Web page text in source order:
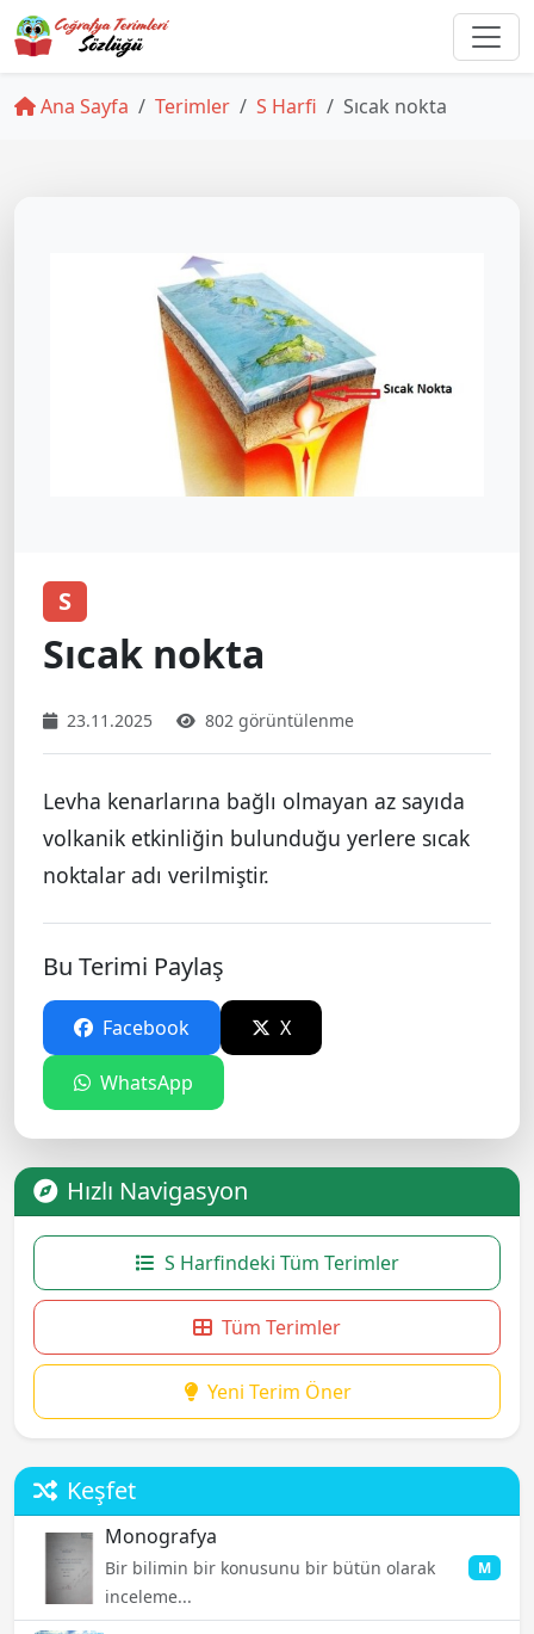
Ana Sayfa Terimler S Harfi Sıcak nokta
S
Sıcak nokta
23.11.2025 802 görüntülenme
Levha kenarlarına bağlı olmayan az sayıda
volkanik etkinliğin bulunduğu yerlere sıcak
noktalar adı verilmiştir.
Bu Terimi Paylaş
Facebook X
WhatsApp
Hızlı Navigasyon
S Harfindeki Tüm Terimler
Tüm Terimler
Yeni Terim Öner
Keşfet
Monografya
Bir bilimin bir konusunu bir bütün olarak
inceleme...
M